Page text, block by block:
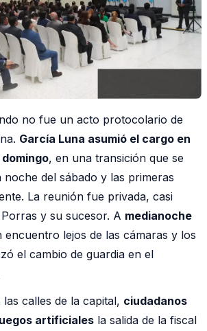
no fue un acto protocolario de
García Luna asumió el cargo en
, en una transición que se
del sábado y las primeras
La reunión fue privada, casi
y su sucesor. A medianoche
encuentro lejos de las cámaras y los
el cambio de guardia en el
calles de la capital, ciudadanos
artificiales la salida de la fiscal